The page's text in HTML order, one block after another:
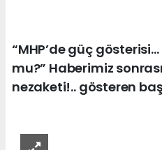
“MHP’de güç
mu?” Haberimiz
nezaketi!.. gösteren